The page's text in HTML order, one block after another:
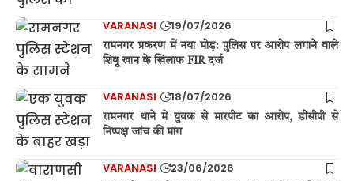
VARANASI 19/07/2026
रामनगर प्रकरण में नया मोड़: पुलिस पर आरोप लगाने वाले
शिबू खान के खिलाफ FIR दर्ज
VARANASI 18/07/2026
रामनगर थाने में युवक से मारपीट का आरोप, डीसीपी से
निष्पक्ष जांच की मांग
VARANASI 23/06/2026